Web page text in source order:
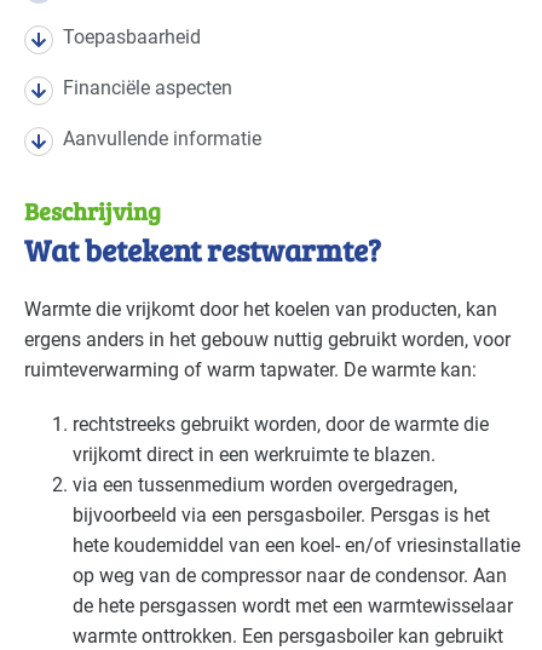
Detailhandel - overig
Detailhandel - supermarkten
Landbouw - land- en tuinbouw
Recreatie - congreslocaties Gevorderd
Recreatie - overig Gevorderd
Recreatie - restaurants en cafés Gevorderd
Voedingsindustrie - brood en banket
Voedingsindustrie - overig
Toepasbaarheid
Financiële aspecten
Aanvullende informatie
Beschrijving
Wat betekent restwarmte?
Warmte die vrijkomt door het koelen van producten, kan
ergens anders in het gebouw nuttig gebruikt worden, voor
ruimteverwarming of warm tapwater. De warmte kan:
rechtstreeks gebruikt worden, door de warmte die
vrijkomt direct in een werkruimte te blazen.
via een tussenmedium worden overgedragen,
bijvoorbeeld via een persgasboiler. Persgas is het
hete koudemiddel van een koel- en/of vriesinstallatie
op weg van de compressor naar de condensor. Aan
de hete persgassen wordt met een warmtewisselaar
warmte onttrokken. Een persgasboiler kan gebruikt